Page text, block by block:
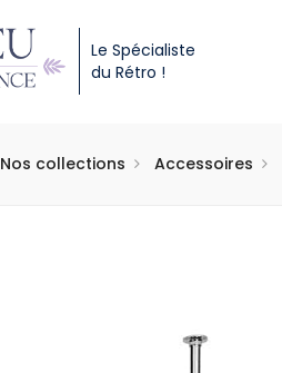
Le Spécialiste
du Rétro !
Nos collections Accessoires